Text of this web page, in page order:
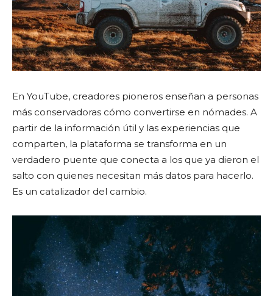
En YouTube, creadores pioneros enseñan a personas
más conservadoras cómo convertirse en nómades. A
partir de la información útil y las experiencias que
comparten, la plataforma se transforma en un
verdadero puente que conecta a los que ya dieron el
salto con quienes necesitan más datos para hacerlo.
Es un catalizador del cambio.